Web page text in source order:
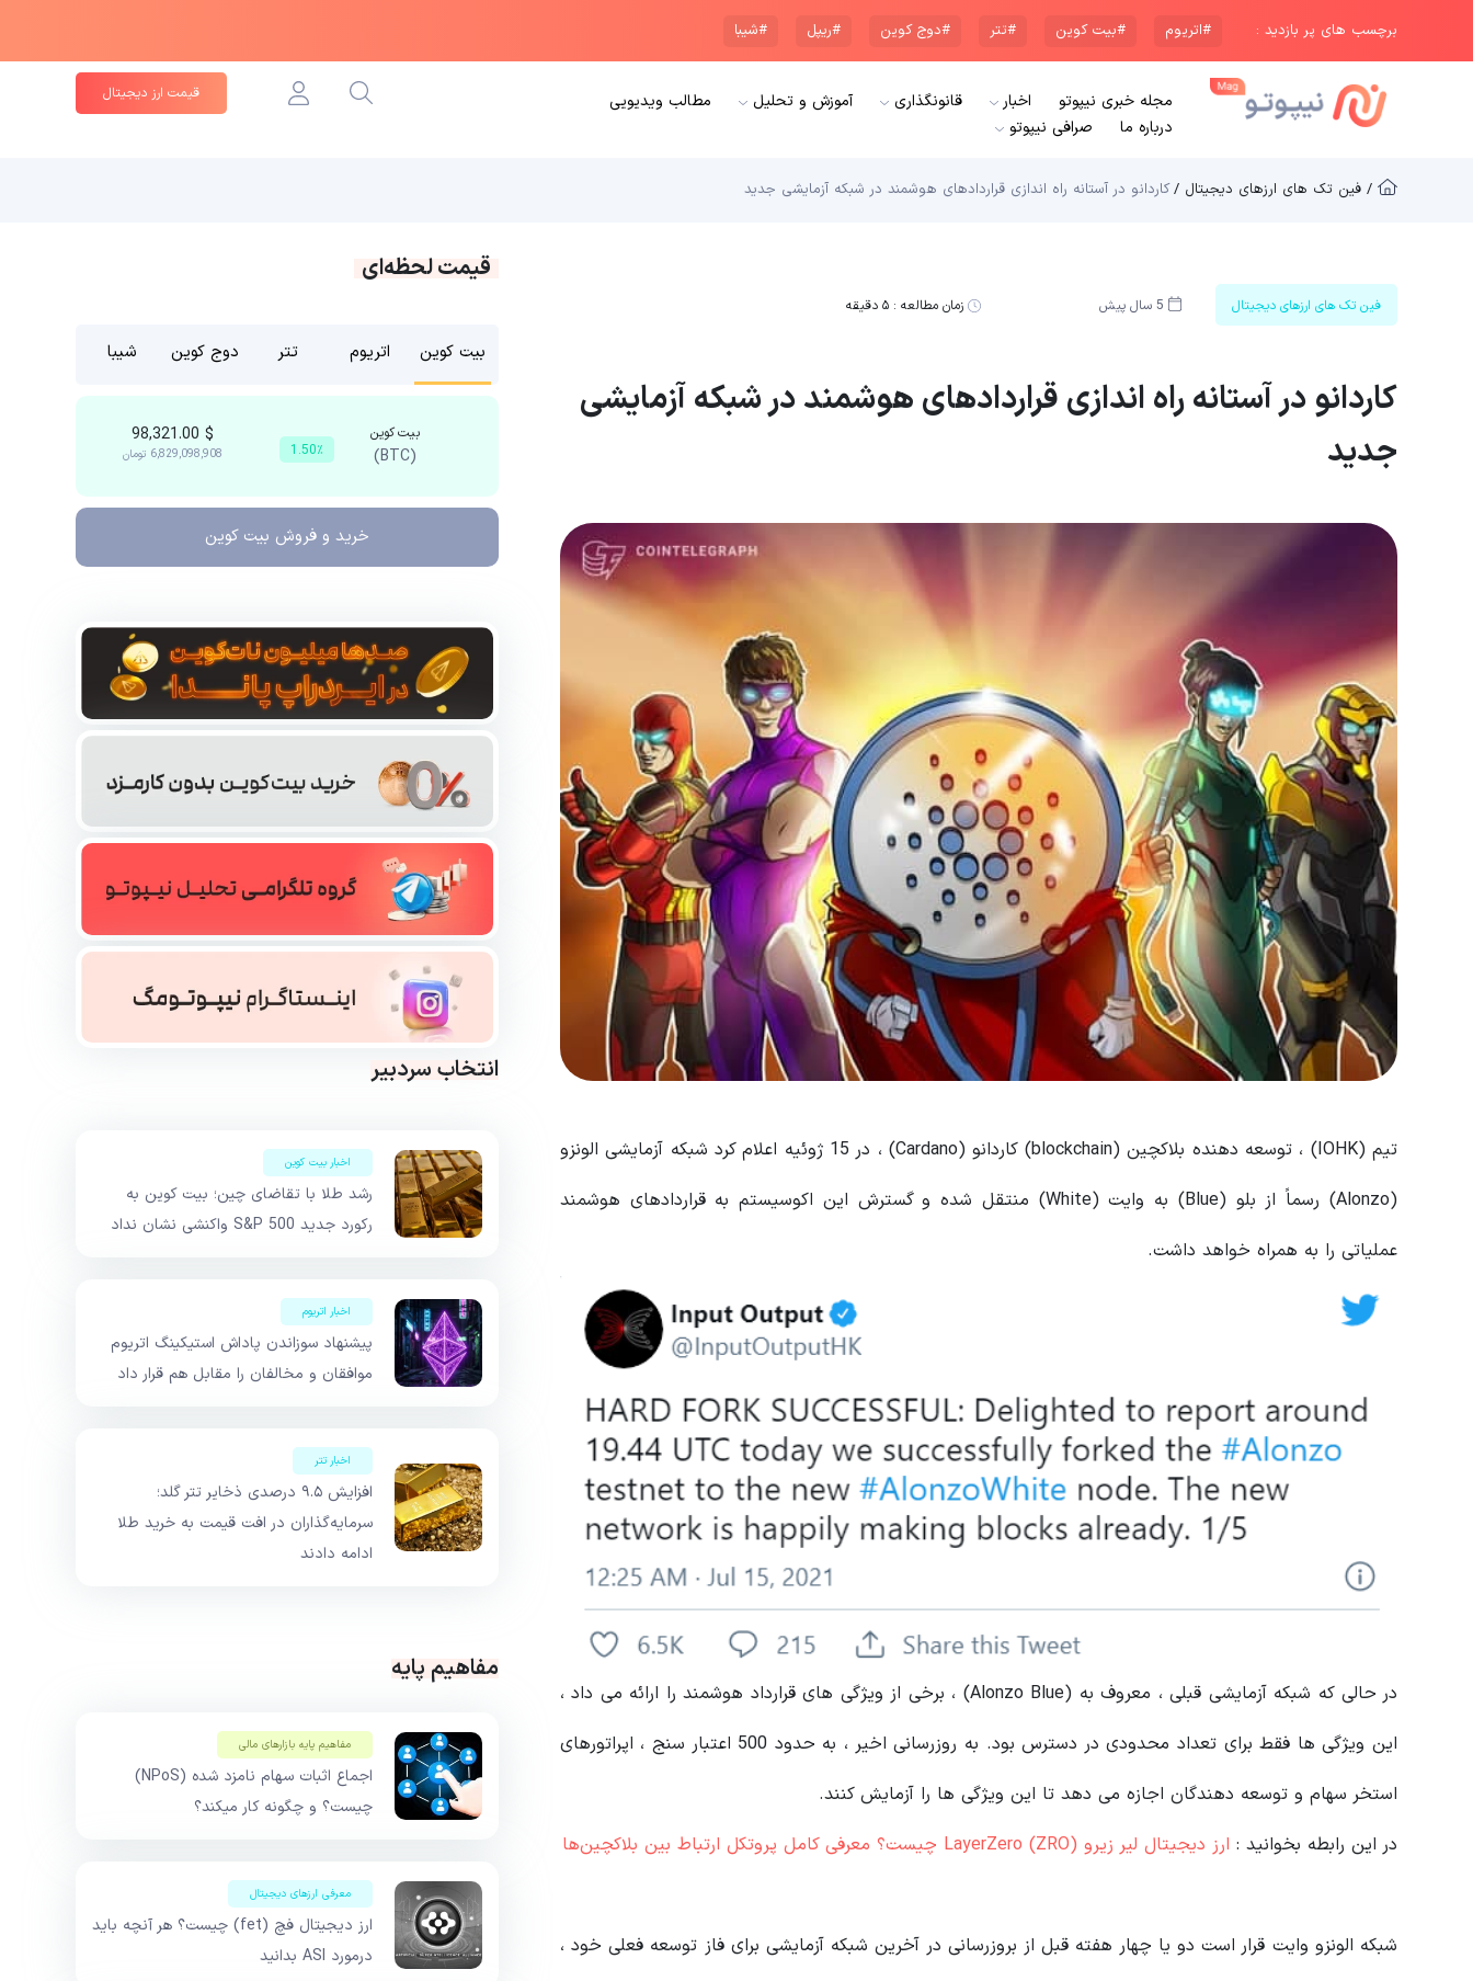
برچسب های پر بازدید : #اتریوم #بیت کوین #تتر #دوج کوین #ریپل #شیبا
مجله خبری نیپوتو اخبار قانونگذاری آموزش و تحلیل
مطالب ویدیویی
درباره ما
صرافی نیپوتو
قیمت ارز دیجیتال
/ فین تک های ارزهای دیجیتال /کاردانو در آستانه راه اندازی قراردادهای هوشمند در شبکه آزمایشی جدید
فین تک های ارزهای دیجیتال 5 سال پیش زمان مطالعه :۵ دقیقه
کاردانو در آستانه راه اندازی قراردادهای هوشمند در شبکه آزمایشی
جدید
تیم (IOHK) ، توسعه دهنده بلاکچین (blockchain) کاردانو (Cardano) ، در 15 ژوئیه اعلام کرد شبکه آزمایشی الونزو
(Alonzo) رسماً از بلو (Blue) به وایت (White) منتقل شده و گسترش این اکوسیستم به قراردادهای هوشمند
عملیاتی را به همراه خواهد داشت.
در حالی که شبکه آزمایشی قبلی ، معروف به (Alonzo Blue) ، برخی از ویژگی های قرارداد هوشمند را ارائه می داد ،
این ویژگی ها فقط برای تعداد محدودی در دسترس بود. به روزرسانی اخیر ، به حدود 500 اعتبار سنج ، اپراتورهای
استخر سهام و توسعه دهندگان اجازه می دهد تا این ویژگی ها را آزمایش کنند.
در این رابطه بخوانید‌ : ارز دیجیتال لیر زیرو LayerZero (ZRO) چیست؟ معرفی کامل پروتکل ارتباط بین بلاکچین‌ها
شبکه الونزو وایت قرار است دو یا چهار هفته قبل از بروزرسانی در آخرین شبکه آزمایشی برای فاز توسعه فعلی خود ،
قیمت لحظه‌ای
بیت کوین اتریوم تتر دوج کوین شیبا
بیت کوین
(BTC) 1.50٪
$
6,829,098,908 تومان
خرید و فروش بیت کوین
انتخاب سردبیر
اخبار بیت کوین
رشد طلا با تقاضای چین؛ بیت کوین به
رکورد جدید S&P 500 واکنشی نشان نداد
اخبار اتریوم
پیشنهاد سوزاندن پاداش استیکینگ اتریوم
موافقان و مخالفان را مقابل هم قرار داد
اخبار تتر
افزایش ۹.۵ درصدی ذخایر تتر گلد؛
سرمایه‌گذاران در افت قیمت به خرید طلا
ادامه دادند
مفاهیم پایه
مفاهیم پایه بازار‌های مالی
اجماع اثبات سهام نامزد شده (NPoS)
چیست؟ و چگونه کار میکند؟
معرفی ارزهای دیجیتال
ارز دیجیتال فچ (fet) چیست؟ هر آنچه باید
درمورد ASI بدانید